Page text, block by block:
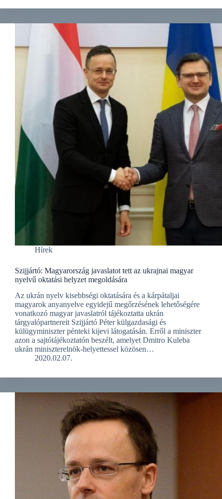
Hírek
Szijjártó: Magyarország javaslatot tett az ukrajnai magyar
nyelvű oktatási helyzet megoldására
Az ukrán nyelv kisebbségi oktatására és a kárpátaljai
magyarok anyanyelve egyidejű megőrzésének lehetőségére
vonatkozó magyar javaslatról tájékoztatta ukrán
tárgyalópartnereit Szijjártó Péter külgazdasági és
külügyminiszter pénteki kijevi látogatásán. Erről a miniszter
azon a sajtótájékoztatón beszélt, amelyet Dmitro Kuleba
ukrán miniszterelnök-helyettessel közösen…
2020.02.07.